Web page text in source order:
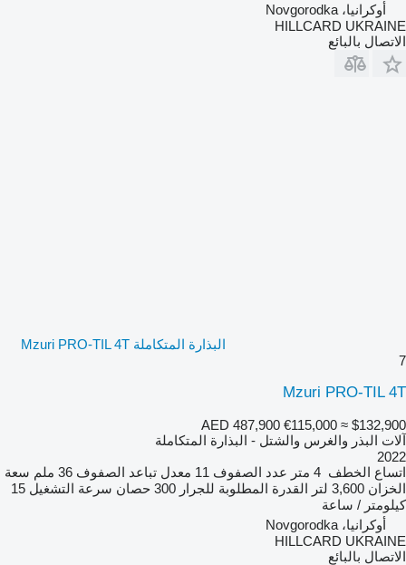
أوكرانيا، Novgorodka
HILLCARD UKRAINE
الاتصال بالبائع
البذارة المتكاملة Mzuri PRO-TIL 4T
7
Mzuri PRO-TIL 4T
AED 487,900 €115,000 ≈ $132,900
آلات البذر والغرس والشتل - البذارة المتكاملة
2022
اتساع الخطف 4 متر عدد الصفوف 11 معدل تباعد الصفوف 36 ملم
سعة
الخزان 3,600 لتر القدرة المطلوبة للجرار 300 حصان سرعة التشغيل 15
كيلومتر / ساعة
أوكرانيا، Novgorodka
HILLCARD UKRAINE
الاتصال بالبائع